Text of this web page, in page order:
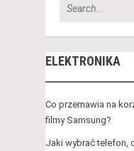
ELEKTRONIKA
Co przemawia na
filmy Samsung?
Jaki wybrać telefon,